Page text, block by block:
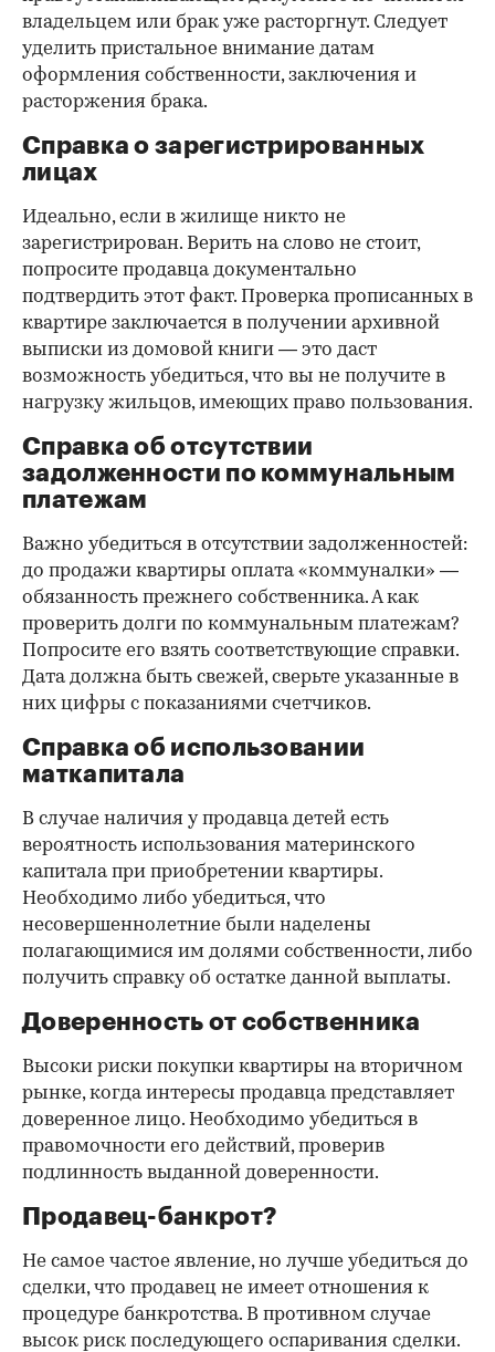
владельцем или брак уже расторгнут. Следует
уделить пристальное внимание датам
оформления собственности, заключения и
расторжения брака.
Справка о зарегистрированных
лицах
Идеально, если в жилище никто не
зарегистрирован. Верить на слово не стоит,
попросите продавца документально
подтвердить этот факт. Проверка прописанных в
квартире заключается в получении архивной
выписки из домовой книги — это даст
возможность убедиться, что вы не получите в
нагрузку жильцов, имеющих право пользования.
Справка об отсутствии
задолженности по коммунальным
платежам
Важно убедиться в отсутствии задолженностей:
до продажи квартиры оплата «коммуналки» —
обязанность прежнего собственника. А как
проверить долги по коммунальным платежам?
Попросите его взять соответствующие справки.
Дата должна быть свежей, сверьте указанные в
них цифры с показаниями счетчиков.
Справка об использовании
маткапитала
В случае наличия у продавца детей есть
вероятность использования материнского
капитала при приобретении квартиры.
Необходимо либо убедиться, что
несовершеннолетние были наделены
полагающимися им долями собственности, либо
получить справку об остатке данной выплаты.
Доверенность от собственника
Высоки риски покупки квартиры на вторичном
рынке, когда интересы продавца представляет
доверенное лицо. Необходимо убедиться в
правомочности его действий, проверив
подлинность выданной доверенности.
Продавец-банкрот?
Не самое частое явление, но лучше убедиться до
сделки, что продавец не имеет отношения к
процедуре банкротства. В противном случае
высок риск последующего оспаривания сделки.